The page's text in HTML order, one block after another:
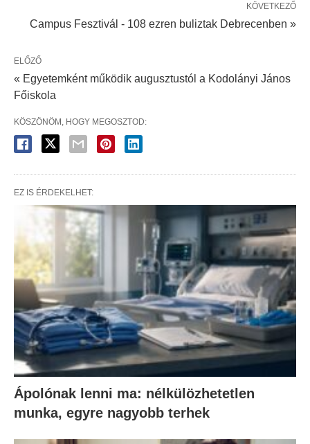
KÖVETKEZŐ
Campus Fesztivál - 108 ezren buliztak Debrecenben »
ELŐZŐ
« Egyetemként működik augusztustól a Kodolányi János
Főiskola
KÖSZÖNÖM, HOGY MEGOSZTOD:
EZ IS ÉRDEKELHET:
Ápolónak lenni ma: nélkülözhetetlen
munka, egyre nagyobb terhek